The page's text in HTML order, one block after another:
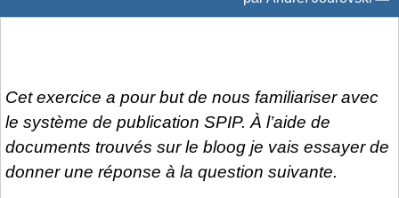
Cet exercice a pour but de nous familiariser avec
le système de publication SPIP. À l’aide de
documents trouvés sur le bloog je vais essayer de
donner une réponse à la question suivante.